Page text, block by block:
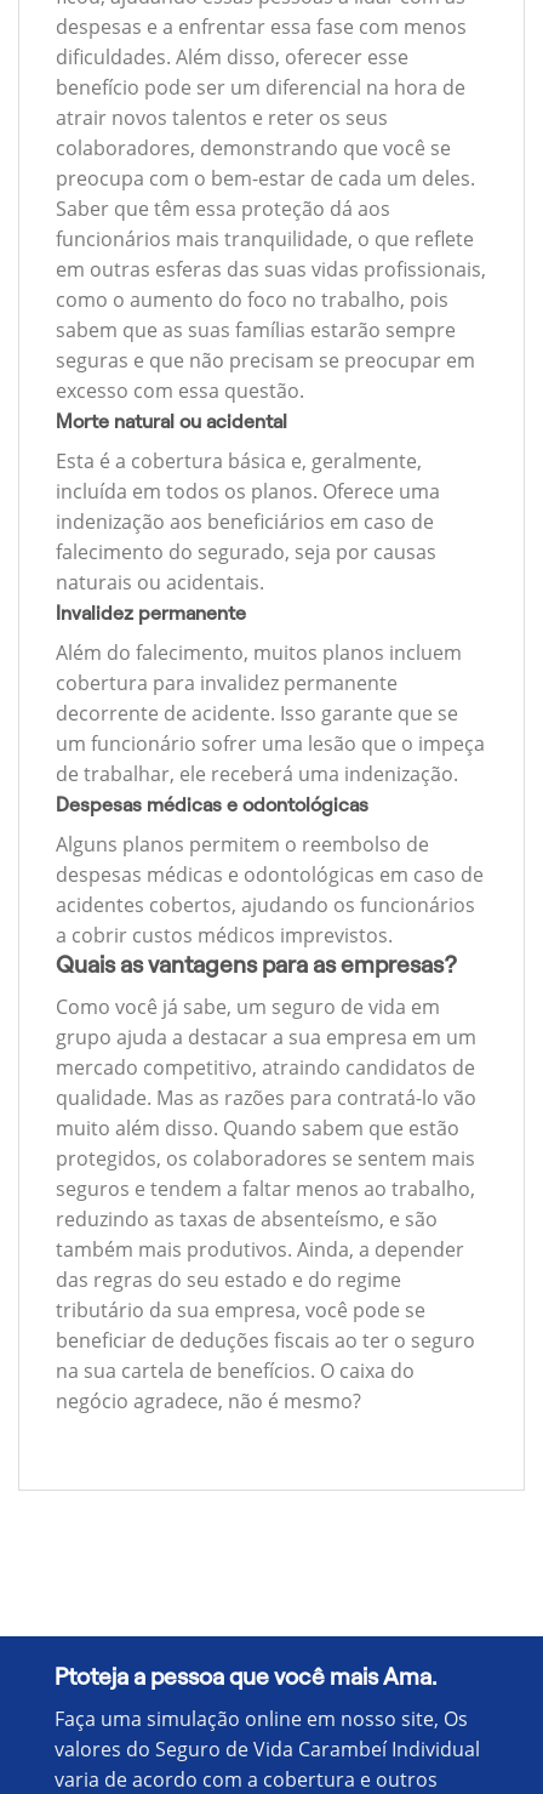
despesas e a enfrentar essa fase com menos
dificuldades. Além disso, oferecer esse
benefício pode ser um diferencial na hora de
atrair novos talentos e reter os seus
colaboradores, demonstrando que você se
preocupa com o bem-estar de cada um deles.
Saber que têm essa proteção dá aos
funcionários mais tranquilidade, o que reflete
em outras esferas das suas vidas profissionais,
como o aumento do foco no trabalho, pois
sabem que as suas famílias estarão sempre
seguras e que não precisam se preocupar em
excesso com essa questão.
Morte natural ou acidental
Esta é a cobertura básica e, geralmente,
incluída em todos os planos. Oferece uma
indenização aos beneficiários em caso de
falecimento do segurado, seja por causas
naturais ou acidentais.
Invalidez permanente
Além do falecimento, muitos planos incluem
cobertura para invalidez permanente
decorrente de acidente. Isso garante que se
um funcionário sofrer uma lesão que o impeça
de trabalhar, ele receberá uma indenização.
Despesas médicas e odontológicas
Alguns planos permitem o reembolso de
despesas médicas e odontológicas em caso de
acidentes cobertos, ajudando os funcionários
a cobrir custos médicos imprevistos.
Quais as vantagens para as empresas?
Como você já sabe, um seguro de vida em
grupo ajuda a destacar a sua empresa em um
mercado competitivo, atraindo candidatos de
qualidade. Mas as razões para contratá-lo vão
muito além disso. Quando sabem que estão
protegidos, os colaboradores se sentem mais
seguros e tendem a faltar menos ao trabalho,
reduzindo as taxas de absenteísmo, e são
também mais produtivos. Ainda, a depender
das regras do seu estado e do regime
tributário da sua empresa, você pode se
beneficiar de deduções fiscais ao ter o seguro
na sua cartela de benefícios. O caixa do
negócio agradece, não é mesmo?
Ptoteja a pessoa que você mais Ama.
Faça uma simulação online em nosso site, Os
valores do Seguro de Vida Carambeí Individual
varia de acordo com a cobertura e outros